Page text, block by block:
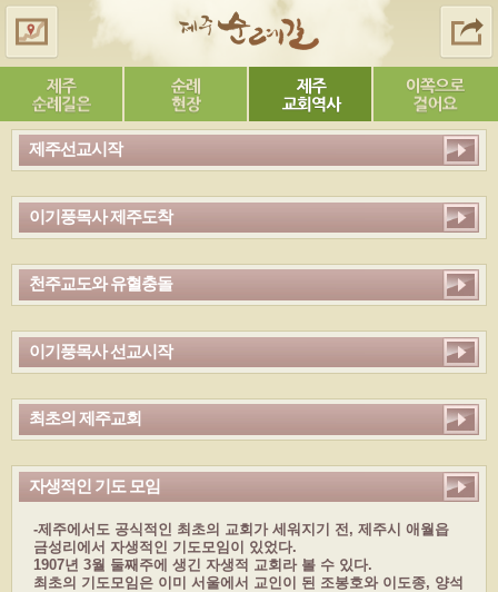
제주선교시작
이기풍목사 제주도착
천주교도와 유혈충돌
이기풍목사 선교시작
최초의 제주교회
자생적인 기도 모임
-제주에서도 공식적인 최초의 교회가 세워지기 전, 제주시 애월읍
금성리에서 자생적인 기도모임이 있었다.
1907년 3월 둘째주에 생긴 자생적 교회라 볼 수 있다.
최초의 기도모임은 이미 서울에서 교인이 된 조봉호와 이도종, 양석